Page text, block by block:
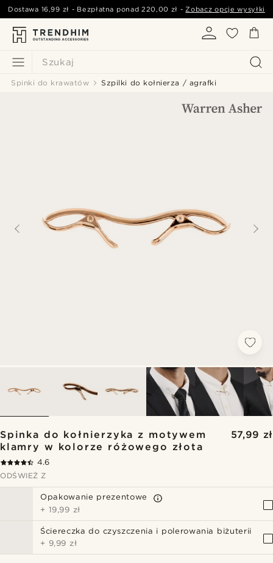
Szukaj
Dostawa 16,99 zł - Bezpłatna ponad220,00 zł -Zobacz opcje wysyłki
Spinki do krawatów Szpilki do kołnierza / agrafki
Spinka do kołnierzyka z motywem
klamry w kolorze różowego złota
57,99 zł
4.6
ODŚWIEŻ Z
Opakowanie prezentowe
+ 19,99 zł
Ściereczka do czyszczenia i polerowania biżuterii
+ 9,99 zł